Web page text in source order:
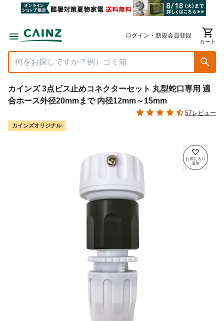
ログイン・新規会員登録
カート
カインズ 3点ビス止めコネクターセット 丸型蛇口専用 適
合ホース外径20mmまで 内径12mm～15mm
57レビュー
カインズオリジナル